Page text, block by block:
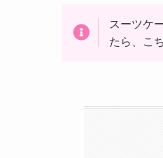
スーツケ
たら、こ